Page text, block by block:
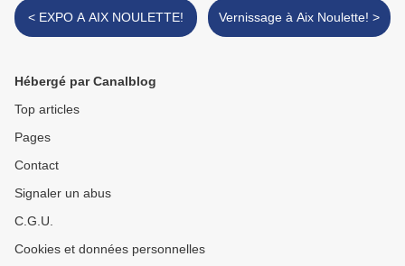
< EXPO A AIX NOULETTE! Vernissage à Aix Noulette! >
Hébergé par Canalblog
Top articles
Pages
Contact
Signaler un abus
C.G.U.
Cookies et données personnelles